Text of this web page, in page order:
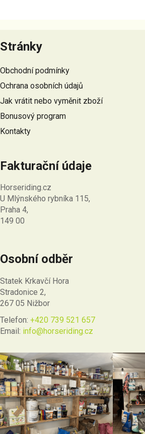
á
p
a
t
í
Stránky
Obchodní podmínky
Ochrana osobních údajů
Jak vrátit nebo vyměnit zboží
Bonusový program
Kontakty
Fakturační údaje
Horseriding.cz
U Mlýnského rybníka 115,
Praha 4,
149 00
Osobní odběr
Statek Krkavčí Hora
Stradonice 2,
267 05 Nižbor
Telefon: +420 739 521 657
Email: info@horseriding.cz